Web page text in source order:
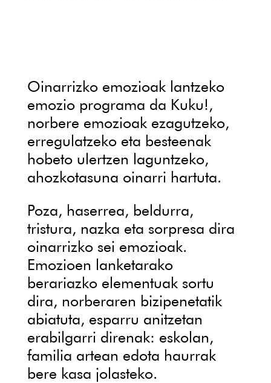
Oinarrizko emozioak lantzeko
emozio programa da Kuku!,
norbere emozioak ezagutzeko,
erregulatzeko eta besteenak
hobeto ulertzen laguntzeko,
ahozkotasuna oinarri hartuta.
Poza, haserrea, beldurra,
tristura, nazka eta sorpresa dira
oinarrizko sei emozioak.
Emozioen lanketarako
berariazko elementuak sortu
dira, norberaren bizipenetatik
abiatuta, esparru anitzetan
erabilgarri direnak: eskolan,
familia artean edota haurrak
bere kasa jolasteko.